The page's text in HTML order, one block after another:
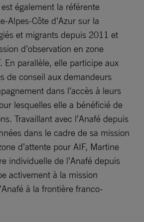
également la référente
Alpes-Côte d’Azur sur la
et migrants depuis 2011 et
d’observation en zone
En parallèle, elle participe aux
de conseil aux demandeurs
dans l’accès à leurs
lesquelles elle a bénéficié de
Travaillant avec l’Anafé depuis
dans le cadre de sa mission
d’attente pour AIF, Martine
individuelle de l’Anafé depuis
activement à la mission
à la frontière franco-